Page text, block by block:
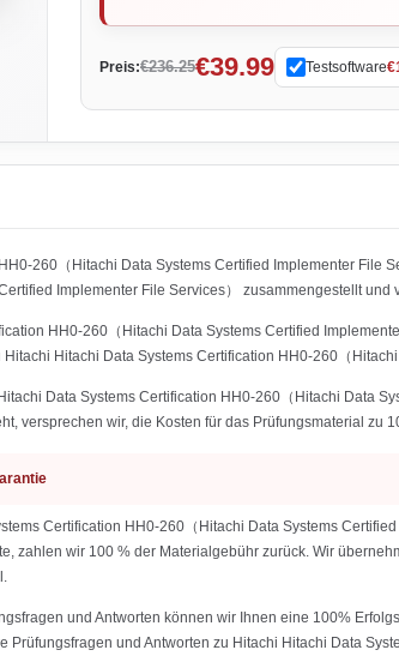
Preis:€236.25€39.99 Testsoftware
260（Hitachi Data Systems Certified Implementer File
Implementer File Services） zusammengestellt und
HH0-260（Hitachi Data Systems Certified
Hitachi Data Systems Certification HH0-260（
Data Systems Certification HH0-260（Hitachi Data
versprechen wir, die Kosten für das Prüfungsmaterial zu
Certification HH0-260（Hitachi Data Systems
zahlen wir 100 % der Materialgebühr zurück. Wir
und Antworten können wir Ihnen eine 100%
Prüfungsfragen und Antworten zu Hitachi Hitachi Data